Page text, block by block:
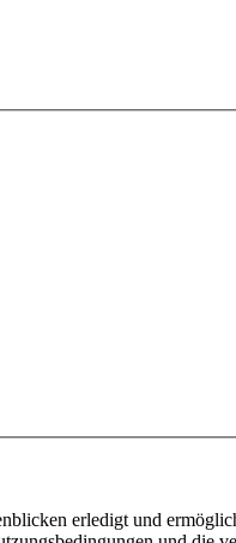
erledigt und